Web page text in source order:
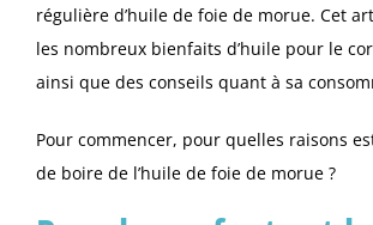
régulière d’huile de foie de morue. Cet
les nombreux bienfaits d’huile pour le
ainsi que des conseils quant à sa
Pour commencer, pour quelles raisons
de boire de l’huile de foie de morue ?